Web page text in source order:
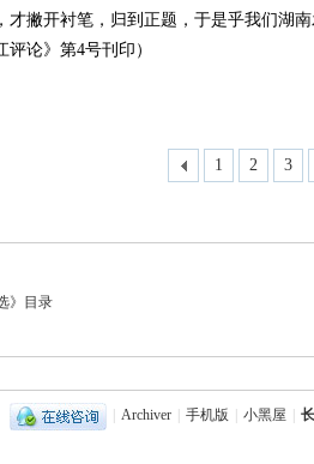
才撇开衬笔，归到正题，于是乎我们湖
评论》第4号刊印）
1 2 3
》目录
Archiver 手机版 小黑屋